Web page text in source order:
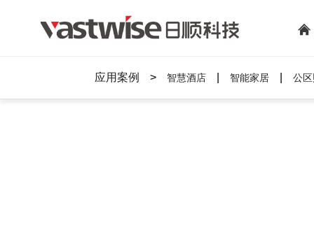
应用案例 > 智慧酒店 智能家居 公